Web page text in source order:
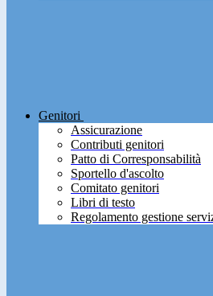
Genitori
Assicurazione
Contributi genitori
Patto di Corresponsabilità
Sportello d'ascolto
Comitato genitori
Libri di testo
Regolamento gestione